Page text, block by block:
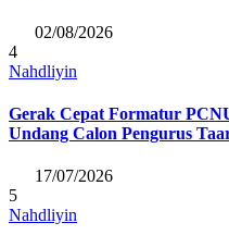
02/08/2026
4
Nahdliyin
Gerak Cepat Formatur
Undang Calon Pengurus
17/07/2026
5
Nahdliyin